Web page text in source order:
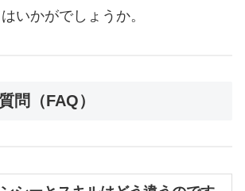
いかがでしょうか。
問（FAQ）